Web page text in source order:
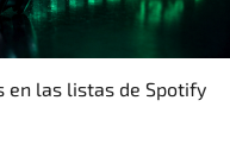
en las listas de Spotify